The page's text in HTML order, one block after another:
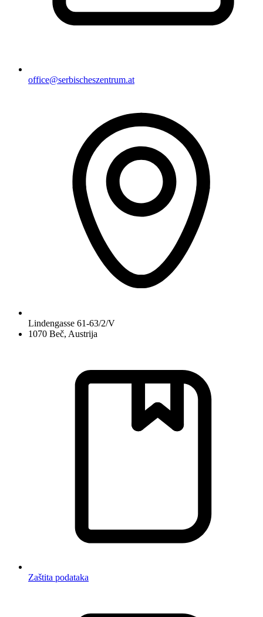
office@serbischeszentrum.at
Lindengasse 61-63/2/V
1070 Beč, Austrija
Zaštita podataka